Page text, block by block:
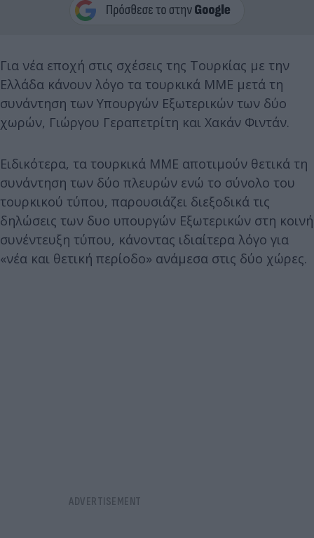
Για νέα εποχή στις σχέσεις της Τουρκίας με την
Ελλάδα κάνουν λόγο τα τουρκικά ΜΜΕ μετά τη
συνάντηση των Υπουργών Εξωτερικών των δύο
χωρών, Γιώργου Γεραπετρίτη και Χακάν Φιντάν.
Ειδικότερα, τα τουρκικά ΜΜΕ αποτιμούν θετικά τη
συνάντηση των δύο πλευρών ενώ το σύνολο του
τουρκικού τύπου, παρουσιάζει διεξοδικά τις
δηλώσεις των δυο υπουργών Εξωτερικών στη κοινή
συνέντευξη τύπου, κάνοντας ιδιαίτερα λόγο για
«νέα και θετική περίοδο» ανάμεσα στις δύο χώρες.